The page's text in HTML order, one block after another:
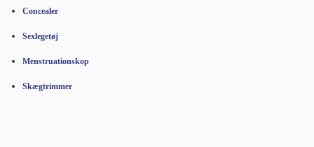
Concealer
Sexlegetøj
Menstruationskop
Skægtrimmer